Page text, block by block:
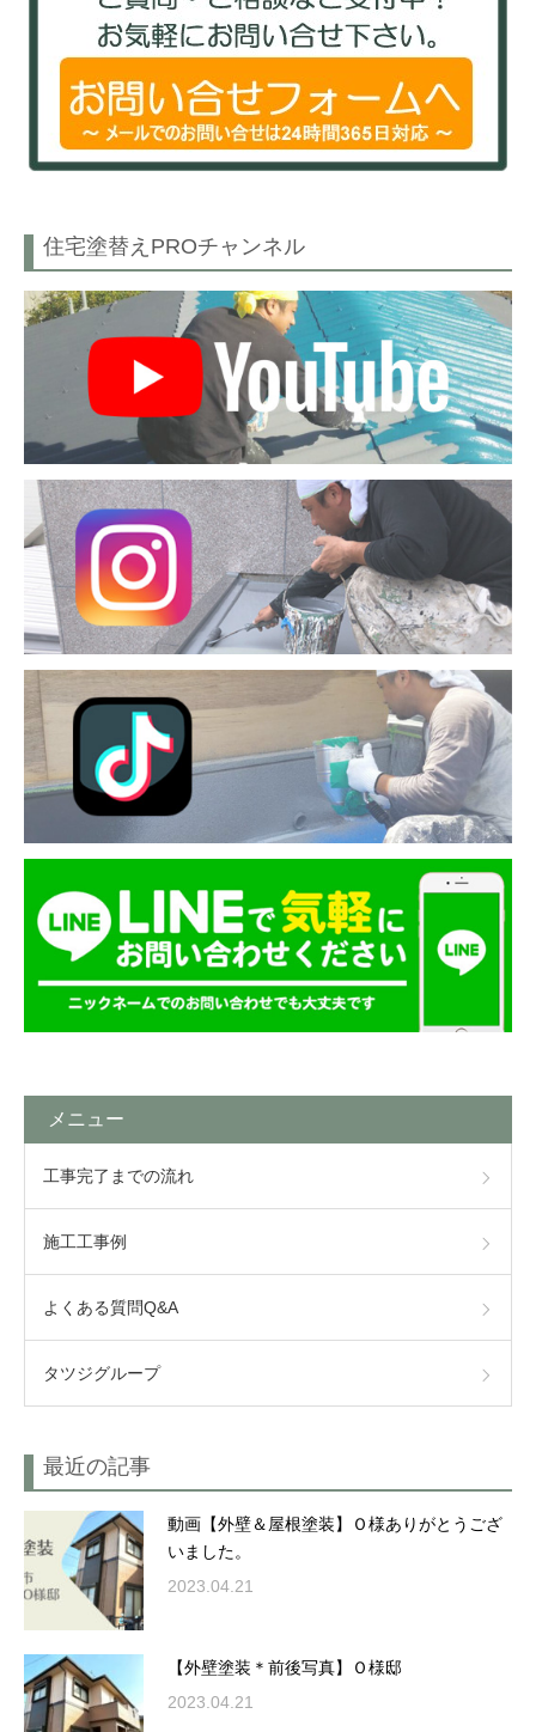
住宅塗替えPROチャンネル
メニュー
工事完了までの流れ
施工工事例
よくある質問Q&A
タツジグループ
最近の記事
動画【外壁＆屋根塗装】Ｏ様ありがとうござ
いました。
2023.04.21
【外壁塗装＊前後写真】Ｏ様邸
2023.04.21